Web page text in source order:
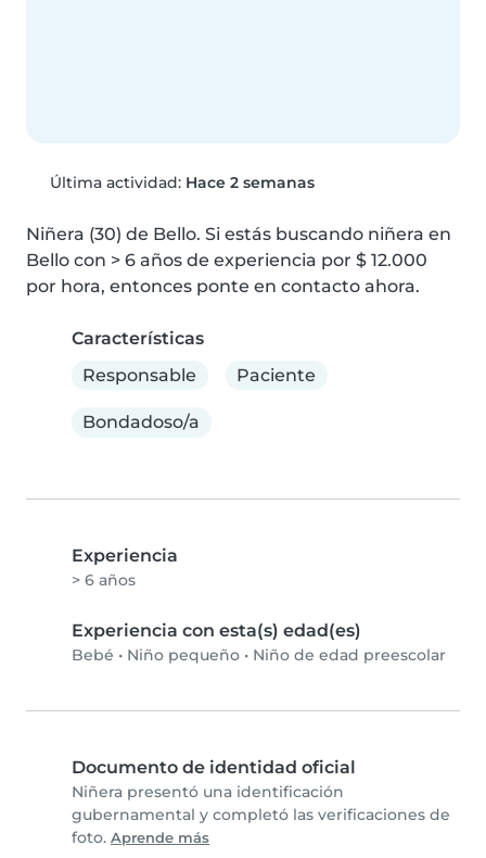
Última actividad: Hace 2 semanas
Niñera (30) de Bello. Si estás buscando niñera en
Bello con > 6 años de experiencia por $ 12.000
por hora, entonces ponte en contacto ahora.
Características
Responsable
Paciente
Bondadoso/a
Experiencia
> 6 años
Experiencia con esta(s) edad(es)
Bebé • Niño pequeño • Niño de edad preescolar
Documento de identidad oficial
Niñera presentó una identificación
gubernamental y completó las verificaciones de
foto. Aprende más